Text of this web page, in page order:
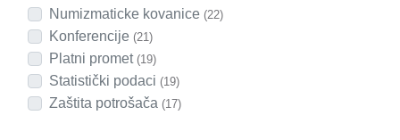
Numizmaticke kovanice (22)
Konferencije (21)
Platni promet (19)
Statistički podaci (19)
Zaštita potrošača (17)